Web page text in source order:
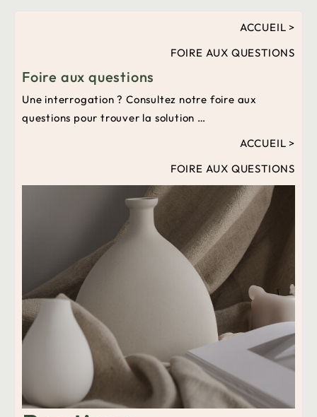
ACCUEIL >
FOIRE AUX QUESTIONS
Foire aux questions
Une interrogation ? Consultez notre foire aux
questions pour trouver la solution …
ACCUEIL >
FOIRE AUX QUESTIONS